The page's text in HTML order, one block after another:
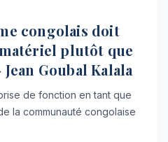
congolais doit
plutôt que
Goubal Kalala
de fonction en tant que
la communauté congolaise